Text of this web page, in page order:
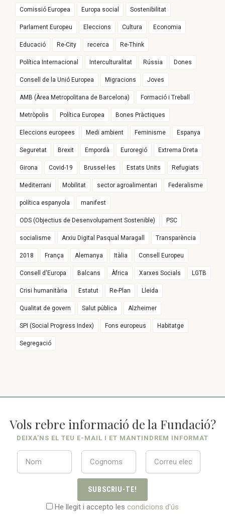
Comissió Europea Europa social Sostenibilitat
Parlament Europeu Eleccions Cultura Economia
Educació Re-City recerca Re-Think
Política Internacional Interculturalitat Rússia Dones
Consell de la Unió Europea Migracions Joves
AMB (Àrea Metropolitana de Barcelona) Formació i Treball
Metròpolis Política Europea Bones Pràctiques
Eleccions europees Medi ambient Feminisme Espanya
Seguretat Brexit Empordà Euroregió Extrema Dreta
Girona Covid-19 Brussel·les Estats Units Refugiats
Mediterrani Mobilitat sector agroalimentari Federalisme
política espanyola manifest
ODS (Objectius de Desenvolupament Sostenible) PSC
socialisme Arxiu Digital Pasqual Maragall Transparència
2018 França Alemanya Itàlia Consell Europeu
Consell d'Europa Balcans Àfrica Xarxes Socials LGTB
Crisi humanitària Estatut Re-Plan Lleida
Qualitat de govern Salut pública Alzheimer
SPI (Social Progress Index) Fons europeus Habitatge
Segregació
Vols rebre informació de la Fundació?
DEIXA’NS EL TEU E-MAIL I ET MANTINDREM INFORMAT
SUBSCRIU-TE!
He llegit i accepto les condicions d'ús